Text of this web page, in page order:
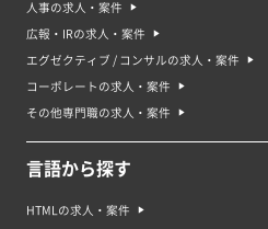
人事の求人・案件
広報・IRの求人・案件
エグゼクティブ / コンサルの求人・案件
コーポレートの求人・案件
その他専門職の求人・案件
言語から探す
HTMLの求人・案件